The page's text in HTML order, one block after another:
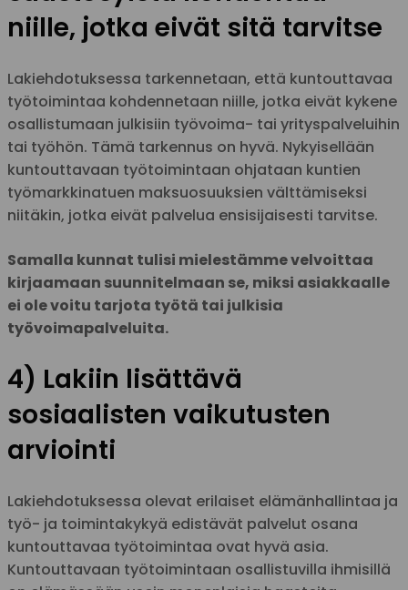
niille, jotka eivät sitä tarvitse
Lakiehdotuksessa tarkennetaan, että kuntouttavaa
työtoimintaa kohdennetaan niille, jotka eivät kykene
osallistumaan julkisiin työvoima- tai yrityspalveluihin
tai työhön. Tämä tarkennus on hyvä. Nykyisellään
kuntouttavaan työtoimintaan ohjataan kuntien
työmarkkinatuen maksuosuuksien välttämiseksi
niitäkin, jotka eivät palvelua ensisijaisesti tarvitse.
Samalla kunnat tulisi mielestämme velvoittaa
kirjaamaan suunnitelmaan se, miksi asiakkaalle
ei ole voitu tarjota työtä tai julkisia
työvoimapalveluita.
4) Lakiin lisättävä
sosiaalisten vaikutusten
arviointi
Lakiehdotuksessa olevat erilaiset elämänhallintaa ja
työ- ja toimintakykyä edistävät palvelut osana
kuntouttavaa työtoimintaa ovat hyvä asia.
Kuntouttavaan työtoimintaan osallistuvilla ihmisillä